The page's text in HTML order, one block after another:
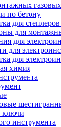
по бетону
для
для
для
для
для
химия
ключи
инструмента